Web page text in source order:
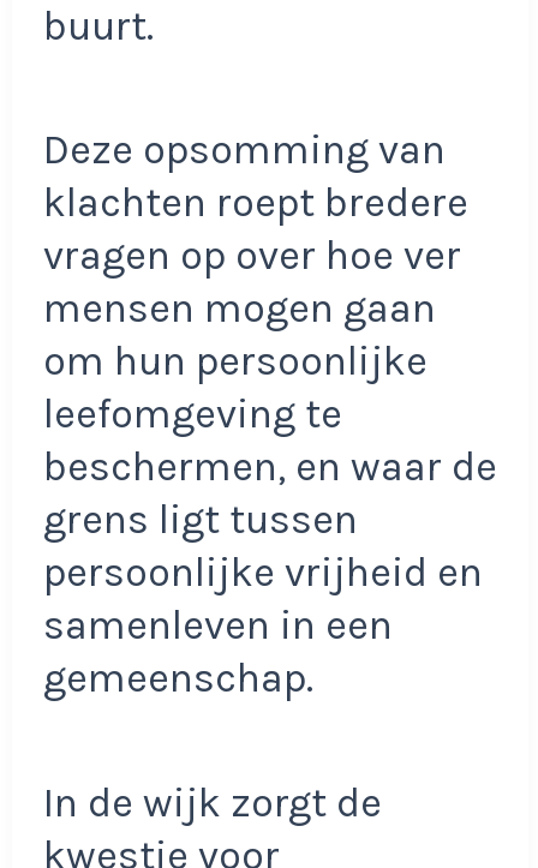
buurt.
Deze opsomming van
klachten roept bredere
vragen op over hoe ver
mensen mogen gaan
om hun persoonlijke
leefomgeving te
beschermen, en waar de
grens ligt tussen
persoonlijke vrijheid en
samenleven in een
gemeenschap.
In de wijk zorgt de
kwestie voor